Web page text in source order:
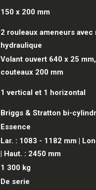
150 x 200 mm
2 rouleaux ameneurs avec
hydraulique
Volant ouvert 640 x 25
couteaux 200 mm
1 vertical et 1 horizontal
Briggs & Stratton bi-
Essence
Lar. : 1083 - 1182 mm |
| Haut. : 2450 mm
1 300 kg
De serie